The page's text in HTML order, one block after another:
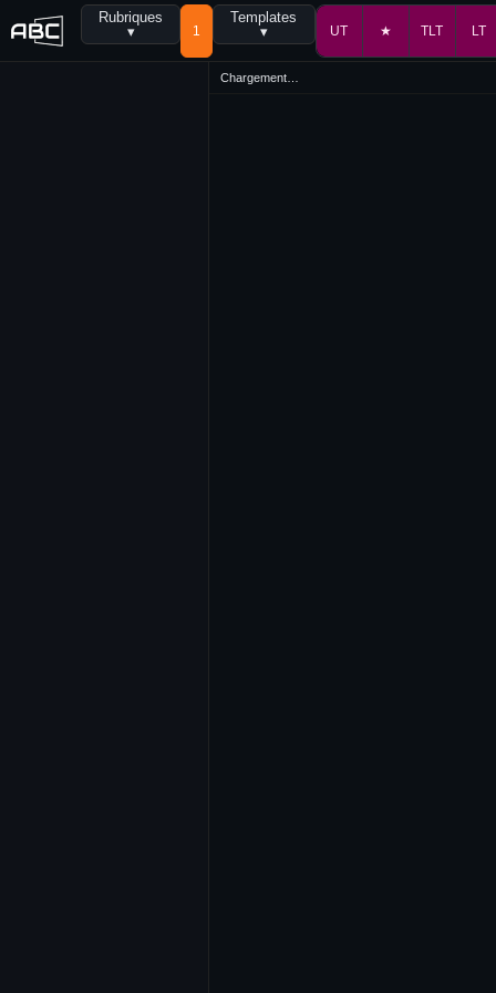
Rubriques
▾
1
Templates
▾
UT ★ TLT LT
Chargement…